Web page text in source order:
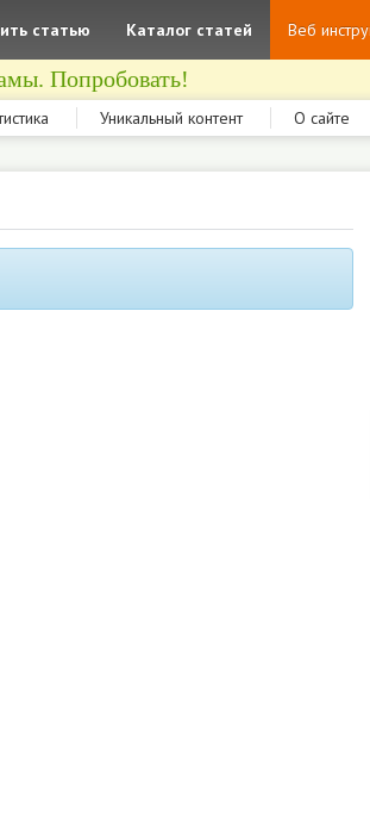
статью Каталог статей Веб
Попробовать!
Уникальный контент О сайте